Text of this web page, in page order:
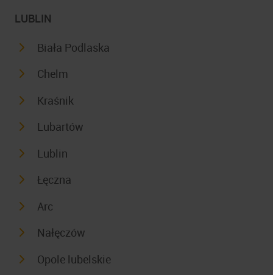
LUBLIN
Biała Podlaska
Chelm
Kraśnik
Lubartów
Lublin
Łęczna
Arc
Nałęczów
Opole lubelskie